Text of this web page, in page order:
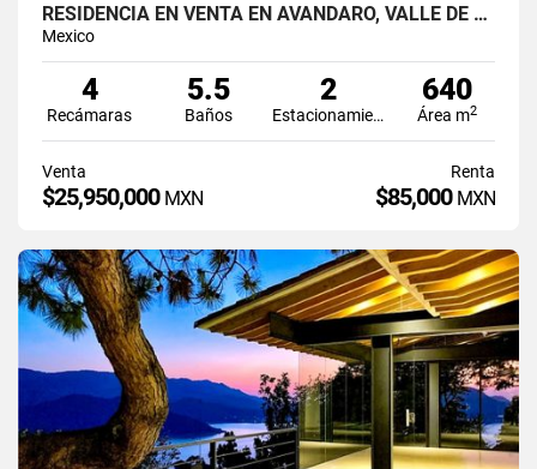
RESIDENCIA EN VENTA EN AVÁNDARO, VALLE DE BRAVO
Mexico
4
Recámaras
5.5
Baños
2
Estacionamiento
640
Área m2
Venta
$25,950,000 MXN
Renta
$85,000 MXN